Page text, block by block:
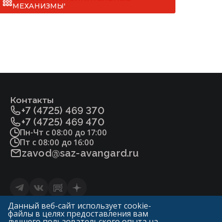
«мягкое» (Фторопласт-4 ГОСТ10007)
«металл по металлу»
Уплотнение сальника
ТРГ
0
Фитосанитарный сертификат.pdf
IV. Газель (до 1,5 тонн)
МЕХАНИЗМЫ'
Контакты
+7 (4725) 469 370
+7 (4725) 469 470
Пн-Чт с 08:00 до 17:00
Пт с 08:00 до 16:00
zavod@saz-avangard.ru
Статьи
Политика конфиденциальности и обработки
Данный веб-сайт использует cookie-
файлы в целях предоставления вам